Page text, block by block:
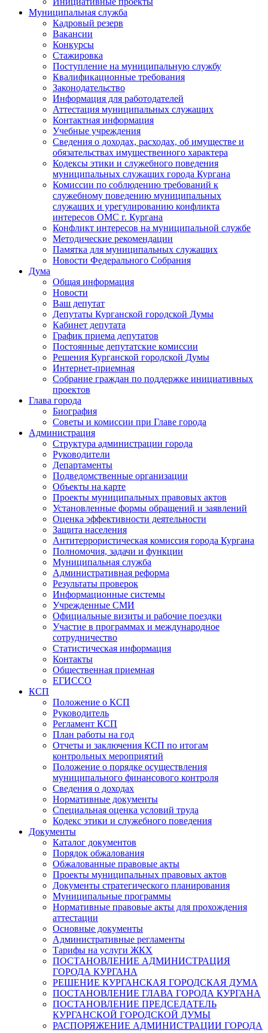
Муниципальная служба
Кадровый резерв
Вакансии
Конкурсы
Стажировка
Поступление на муниципальную службу
Квалификационные требования
Законодательство
Информация для работодателей
Аттестация муниципальных служащих
Контактная информация
Учебные учреждения
Сведения о доходах, расходах, об имуществе и
обязательствах имущественного характера
Кодексы этики и служебного поведения
муниципальных служащих города Кургана
Комиссии по соблюдению требований к
служебному поведению муниципальных
служащих и урегулированию конфликта
интересов ОМС г. Кургана
Конфликт интересов на муниципальной службе
Методические рекомендации
Памятка для муниципальных служащих
Новости Федерального Cобрания
Дума
Общая информация
Новости
Ваш депутат
Депутаты Курганской городской Думы
Кабинет депутата
График приема депутатов
Постоянные депутатские комиссии
Решения Курганской городской Думы
Интернет-приемная
Собрание граждан по поддержке инициативных
проектов
Глава города
Биография
Советы и комиссии при Главе города
Администрация
Структура администрации города
Руководители
Департаменты
Подведомственные организации
Объекты на карте
Проекты муниципальных правовых актов
Установленные формы обращений и заявлений
Оценка эффективности деятельности
Защита населения
Антитеррористическая комиссия города Кургана
Полномочия, задачи и функции
Муниципальная служба
Административная реформа
Результаты проверок
Информационные системы
Учрежденные СМИ
Официальные визиты и рабочие поездки
Участие в программах и международное
сотрудничество
Статистическая информация
Контакты
Общественная приемная
ЕГИССО
КСП
Положение о КСП
Руководитель
Регламент КСП
План работы на год
Отчеты и заключения КСП по итогам
контрольных мероприятий
Положение о порядке осуществления
муниципального финансового контроля
Сведения о доходах
Нормативные документы
Специальная оценка условий труда
Кодекс этики и служебного поведения
Документы
Каталог документов
Порядок обжалования
Обжалованные правовые акты
Проекты муниципальных правовых актов
Документы стратегического планирования
Муниципальные программы
Нормативные правовые акты для прохождения
аттестации
Основные документы
Административные регламенты
Тарифы на услуги ЖКХ
ПОСТАНОВЛЕНИЕ АДМИНИСТРАЦИЯ
ГОРОДА КУРГАНА
РЕШЕНИЕ КУРГАНСКАЯ ГОРОДСКАЯ ДУМА
ПОСТАНОВЛЕНИЕ ГЛАВА ГОРОДА КУРГАНА
ПОСТАНОВЛЕНИЕ ПРЕДСЕДАТЕЛЬ
КУРГАНСКОЙ ГОРОДСКОЙ ДУМЫ
РАСПОРЯЖЕНИЕ АДМИНИСТРАЦИИ ГОРОДА